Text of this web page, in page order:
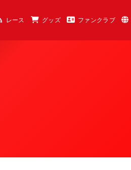
レース グッズ ファンクラブ